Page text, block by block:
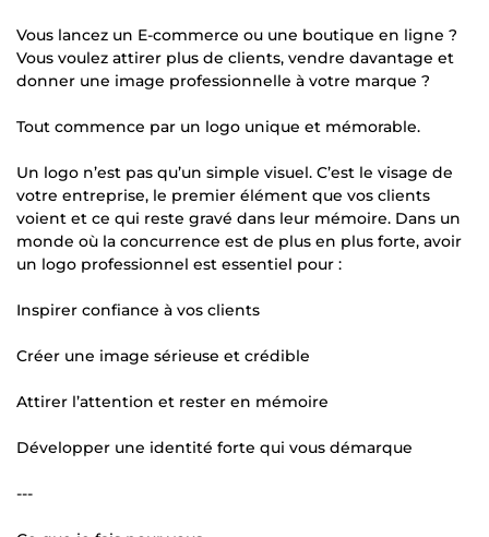
Vous lancez un E-commerce ou une boutique en ligne ?
Vous voulez attirer plus de clients, vendre davantage et
donner une image professionnelle à votre marque ?
Tout commence par un logo unique et mémorable.
Un logo n’est pas qu’un simple visuel. C’est le visage de
votre entreprise, le premier élément que vos clients
voient et ce qui reste gravé dans leur mémoire. Dans un
monde où la concurrence est de plus en plus forte, avoir
un logo professionnel est essentiel pour :
Inspirer confiance à vos clients
Créer une image sérieuse et crédible
Attirer l’attention et rester en mémoire
Développer une identité forte qui vous démarque
---